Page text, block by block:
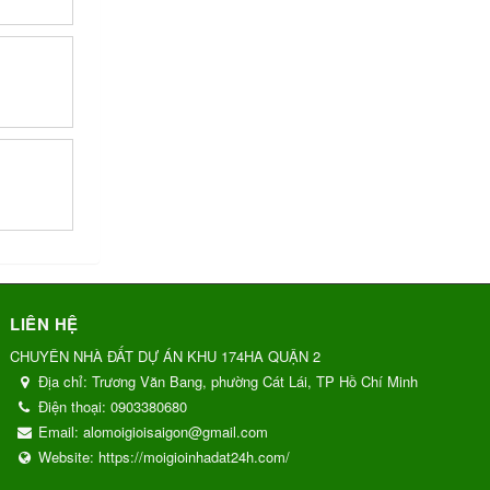
LIÊN HỆ
CHUYÊN NHÀ ĐẤT DỰ ÁN KHU 174HA QUẬN 2
Địa chỉ:Trương Văn Bang, phường Cát Lái, TP Hồ Chí Minh
Điện thoại:0903380680
Email:alomoigioisaigon@gmail.com
Website: https://moigioinhadat24h.com/